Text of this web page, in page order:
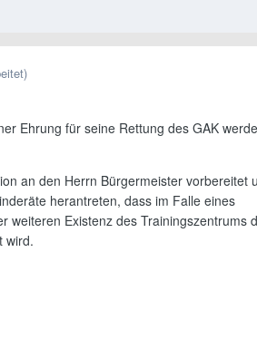
Ehrung für seine Rettung des GAK
an den Herrn Bürgermeister vorbereitet
herantreten, dass im Falle eines
weiteren Existenz des Trainingszentrums
wird.